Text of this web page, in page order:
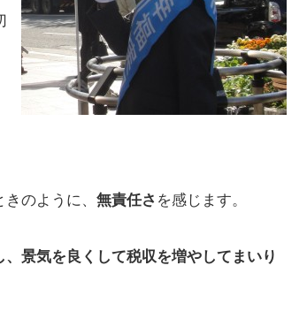
のように、 無責任さ を感じます。
景気を良くして税収を増やしてまいり